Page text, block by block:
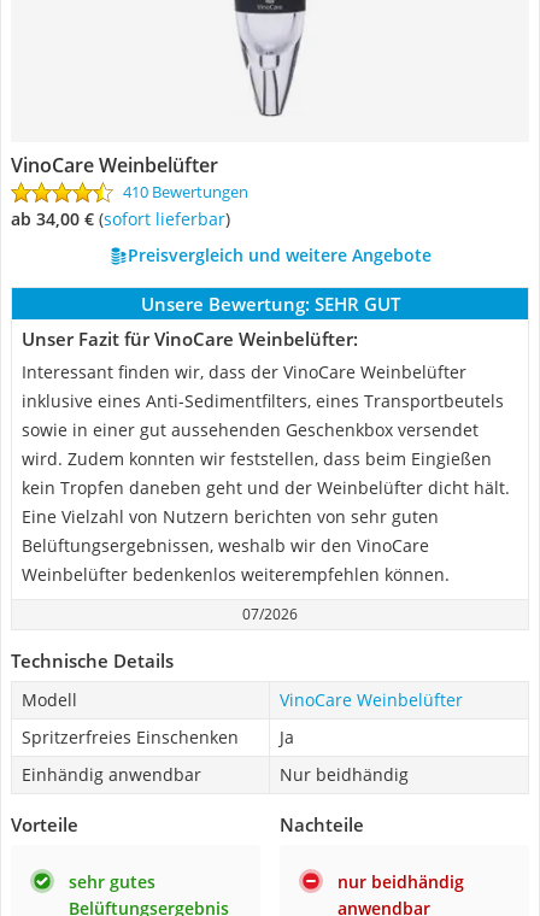
VinoCare Weinbelüfter
410 Bewertungen
ab 34,00 € ( Sofort lieferbar)
Preisvergleich und weitere Angebote
Unsere Bewertung: SEHR GUT
Unser Fazit für VinoCare Weinbelüfter:
Interessant finden wir, dass der VinoCare Weinbelüfter
inklusive eines Anti-Sedimentfilters, eines Transportbeutels
sowie in einer gut aussehenden Geschenkbox versendet
wird. Zudem konnten wir feststellen, dass beim Eingießen
kein Tropfen daneben geht und der Weinbelüfter dicht hält.
Eine Vielzahl von Nutzern berichten von sehr guten
Belüftungsergebnissen, weshalb wir den VinoCare
Weinbelüfter bedenkenlos weiterempfehlen können.
07/2026
Technische Details
Modell
VinoCare Weinbelüfter
Spritzerfreies Einschenken
Ja
Einhändig anwendbar
Nur beidhändig
Vorteile
sehr gutes
Belüftungsergebnis
Nachteile
nur beidhändig
anwendbar